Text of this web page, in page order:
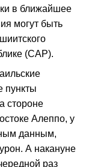
в ближайшее
могут быть
(САР).
пункты
стороне
Алеппо, у
данным,
А накануне
раз